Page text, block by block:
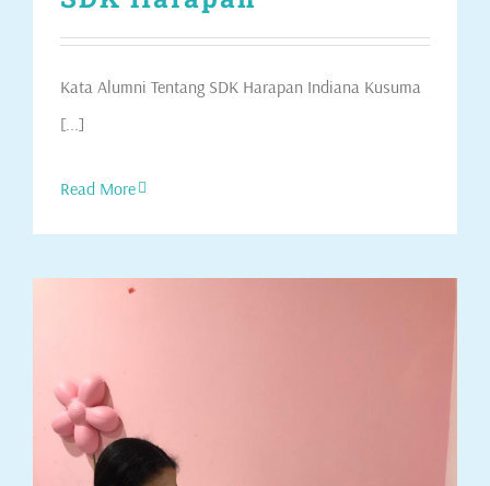
Kata Alumni Tentang SDK Harapan Indiana Kusuma
[...]
Read More